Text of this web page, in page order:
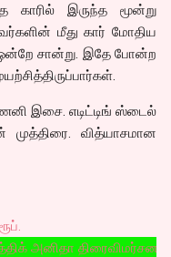
இருந்த மூன்று
மீது கார் மோதிய
ஒன்றே சான்று. இதே போன்ற
இசை. எடிட்டிங் ஸ்டைல்
முத்திரை. வித்யாசமான
திரைவிமர்சனத்தை